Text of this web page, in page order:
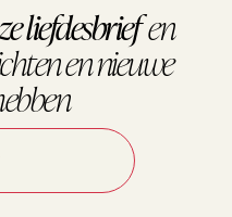
liefdesbriefen
en nieuwe